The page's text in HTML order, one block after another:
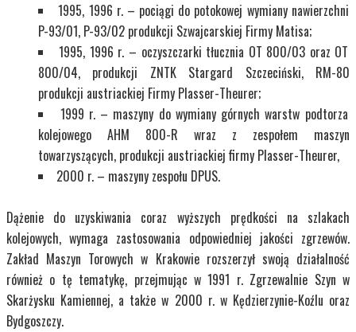
1995, 1996 r. – pociągi do potokowej wymiany nawierzchni
P-93/01, P-93/02 produkcji Szwajcarskiej Firmy Matisa;
1995, 1996 r. – oczyszczarki tłucznia OT 800/03 oraz OT
800/04, produkcji ZNTK Stargard Szczeciński, RM-80
produkcji austriackiej Firmy Plasser-Theurer;
1999 r. – maszyny do wymiany górnych warstw podtorza
kolejowego AHM 800-R wraz z zespołem maszyn
towarzyszących, produkcji austriackiej firmy Plasser-Theurer,
2000 r. – maszyny zespołu DPUS.
Dążenie do uzyskiwania coraz wyższych prędkości na szlakach
kolejowych, wymaga zastosowania odpowiedniej jakości zgrzewów.
Zakład Maszyn Torowych w Krakowie rozszerzył swoją działalność
również o tę tematykę, przejmując w 1991 r. Zgrzewalnie Szyn w
Skarżysku Kamiennej, a także w 2000 r. w Kędzierzynie-Koźlu oraz
Bydgoszczy.